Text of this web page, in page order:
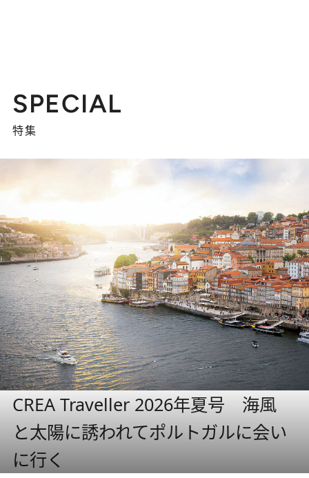
SPECIAL
特集
CREA Traveller 2026年夏号 海風
と太陽に誘われてポルトガルに会い
に行く